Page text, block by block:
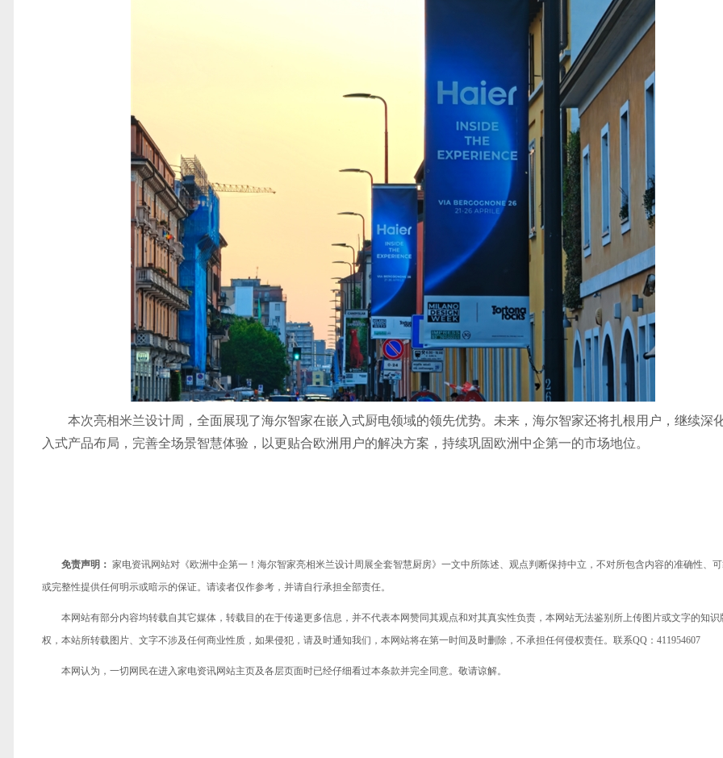
本次亮相米兰设计周，全面展现了海尔智家在嵌入式厨电领域的领先优势。未来，海尔智家还将扎根用户，继续深
入式产品布局，完善全场景智慧体验，以更贴合欧洲用户的解决方案，持续巩固欧洲中企第一的市场地位。
免责声明： 家电资讯网站对《欧洲中企第一！海尔智家亮相米兰设计周展全套智慧厨房》一文中所陈述、观点判断保持中立，不对所包含内容的准确性、
或完整性提供任何明示或暗示的保证。请读者仅作参考，并请自行承担全部责任。
本网站有部分内容均转载自其它媒体，转载目的在于传递更多信息，并不代表本网赞同其观点和对其真实性负责，本网站无法鉴别所上传图片或文字的知识
权，本站所转载图片、文字不涉及任何商业性质，如果侵犯，请及时通知我们，本网站将在第一时间及时删除，不承担任何侵权责任。联系QQ：411954607
本网认为，一切网民在进入家电资讯网站主页及各层页面时已经仔细看过本条款并完全同意。敬请谅解。